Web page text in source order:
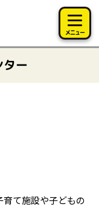
メニュー
ー
て施設や子どもの